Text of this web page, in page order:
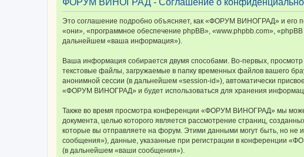
ФОРУМ ВИНОГРАД - Соглашение о
Это соглашение подробно объясняет, как «ФОРУМ ВИНОГРАД» и
«они», «программное обеспечение phpBB», «www.phpbb.com»,
дальнейшем «ваша информация»).
Ваша информация собирается двумя способами. Во-первых,
текстовые файлы, загружаемые в папку временных файлов вашего
анонимной сессии (в дальнейшем «session-id»), автоматически
«ФОРУМ ВИНОГРАД» и будет использоваться для хранения
Также во время просмотра конференции «ФОРУМ ВИНОГРАД» мы
документа, целью которого является рассмотрение страниц,
которые вы отправляете на форум. Этими данными могут быть, но
сообщения»), данные, указанные при регистрации в конференции
(в дальнейшем «ваши сообщения»).